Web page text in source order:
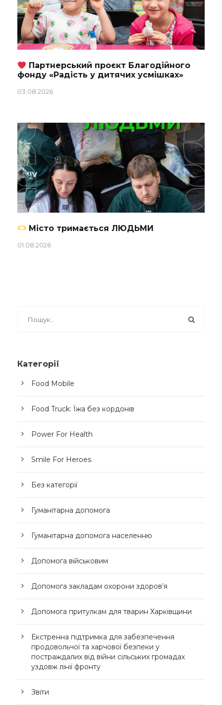
Партнерський проєкт Благодійного
фонду «Радість у дитячих усмішках»
03.08.2026
Місто тримається ЛЮДЬМИ
01.08.2026
Категорії
Food Mobile
Food Truck: Їжа без кордонів
Power For Health
Smile For Heroes
Без категорії
Гуманітарна допомога
Гуманітарна допомога населенню
Допомога військовим
Допомога закладам охорони здоров’я
Допомога притулкам для тварин Харківщини
Екстренна підтримка для забезпечення
продовольчої та харчової безпеки у
постраждалих від війни сільських громадах
уздовж лінії фронту
Звіти